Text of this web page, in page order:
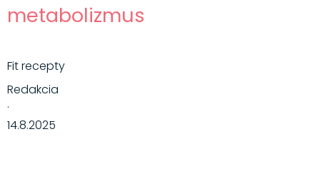
metabolizmus
Fit recepty
Redakcia
·
14.8.2025